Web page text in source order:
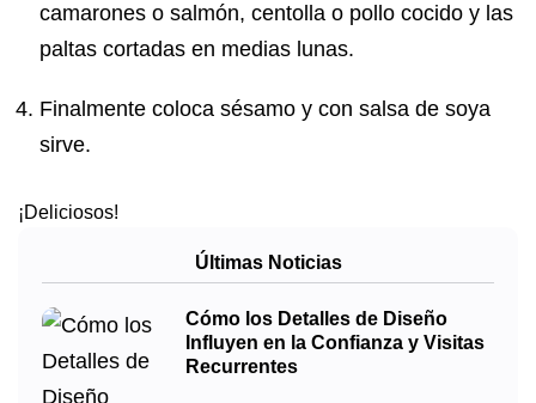
camarones o salmón, centolla o pollo cocido y las
paltas cortadas en medias lunas.
Finalmente coloca sésamo y con salsa de soya
sirve.
¡Deliciosos!
Últimas Noticias
Cómo los Detalles de Diseño
Influyen en la Confianza y Visitas
Recurrentes